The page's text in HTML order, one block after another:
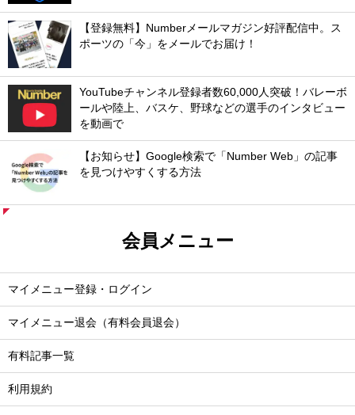
【登録無料】Numberメールマガジン好評配信中。ス
ポーツの「今」をメールでお届け！
YouTubeチャンネル登録者数60,000人突破！バレーボ
ールや陸上、バスケ、野球などの選手のインタビュー
を動画で
【お知らせ】Google検索で「Number Web」の記事
を見つけやすくする方法
会員メニュー
マイメニュー登録・ログイン
マイメニュー退会（有料会員退会）
有料記事一覧
利用規約